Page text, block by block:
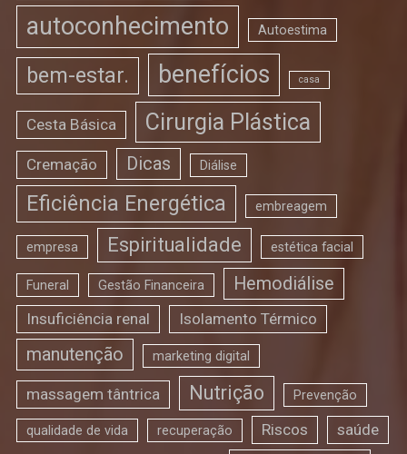
autoconhecimento Autoestima
bem-estar. benefícios casa
Cesta Básica Cirurgia Plástica
Cremação Dicas Diálise
Eficiência Energética embreagem
empresa Espiritualidade estética facial
Funeral Gestão Financeira Hemodiálise
Insuficiência renal Isolamento Térmico
manutenção marketing digital
massagem tântrica Nutrição Prevenção
qualidade de vida recuperação Riscos saúde